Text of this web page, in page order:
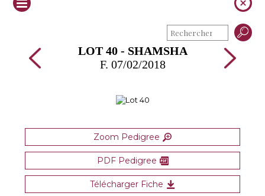
LOT 40 - SHAMSHA
F. 07/02/2018
Zoom Pedigree
PDF Pedigree
Télécharger Fiche